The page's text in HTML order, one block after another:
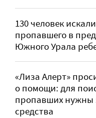
130 человек
пропавшего в
Южного Урала
«Лиза Алерт»
о помощи: для
пропавших нужны
средства